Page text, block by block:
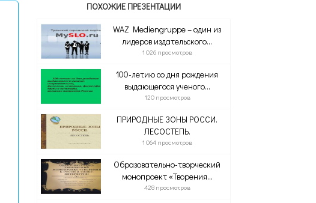
ПОХОЖИЕ ПРЕЗЕНТАЦИИ
WAZ Mediengruppe – один из
лидеров издательского...
1 026 просмотров
100-летию со дня рождения
выдающегося ученого...
120 просмотров
ПРИРОДНЫЕ ЗОНЫ РОССИ.
ЛЕСОСТЕПЬ.
1 064 просмотров
Образовательно-творческий
монопроект «Творения...
428 просмотров